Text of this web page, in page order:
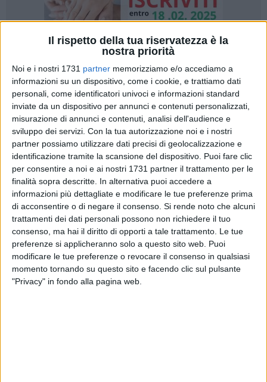
Il rispetto della tua riservatezza è la
nostra priorità
Noi e i nostri 1731 partner memorizziamo e/o accediamo a
informazioni su un dispositivo, come i cookie, e trattiamo dati
personali, come identificatori univoci e informazioni standard
inviate da un dispositivo per annunci e contenuti personalizzati,
misurazione di annunci e contenuti, analisi dell'audience e
sviluppo dei servizi. Con la tua autorizzazione noi e i nostri
partner possiamo utilizzare dati precisi di geolocalizzazione e
identificazione tramite la scansione del dispositivo. Puoi fare clic
per consentire a noi e ai nostri 1731 partner il trattamento per le
finalità sopra descritte. In alternativa puoi accedere a
informazioni più dettagliate e modificare le tue preferenze prima
di acconsentire o di negare il consenso. Si rende noto che alcuni
trattamenti dei dati personali possono non richiedere il tuo
consenso, ma hai il diritto di opporti a tale trattamento. Le tue
preferenze si applicheranno solo a questo sito web. Puoi
modificare le tue preferenze o revocare il consenso in qualsiasi
momento tornando su questo sito e facendo clic sul pulsante
"Privacy" in fondo alla pagina web.
73
ANNA VERZICCO
Sbarca anche a Bari il celebreAll'Antico Vinaio: la
paninoteca fiorentina più famosa sui social per le sue
schiacciate insuperabili.
Barisi aggiudica la prima apertura in Puglia della famosa
paninoteca, che prenderà posto su Via Sparanosostituendo
il ristorante Solho.
In tanti aspettavano questa notizia, prima fra tutte Nunzia –
la signora delle orecchiette di Bari Vecchia – che ha ricevuto